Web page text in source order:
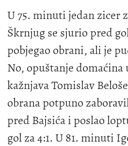
U 75. minuti jedan zicer
Škrnjug se sjurio pred
pobjegao obrani, ali je
No, opuštanje domaćina
kažnjava Tomislav
obrana potpuno
pred Bajsića i poslao
gol za 4:1. U 81. minuti